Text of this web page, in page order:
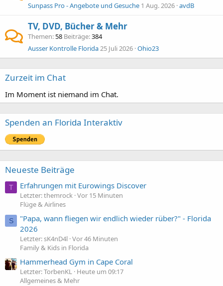
Sunpass Pro - Angebote und Gesuche 1 Aug. 2026 avdB
TV, DVD, Bücher & Mehr
Themen 58 Beiträge 384
Ausser Kontrolle Florida25 Juli 2026 Ohio23
Zurzeit im Chat
Im Moment ist niemand im Chat.
Spenden an Florida Interaktiv
Neueste Beiträge
T Erfahrungen mit Eurowings Discover
Letzter: themrock Vor 15 Minuten
Flüge & Airlines
S
"Papa, wann fliegen wir endlich wieder rüber?" - Florida
2026
Letzter: sK4nD4l Vor 46 Minuten
Family & Kids in Florida
Hammerhead Gym in Cape Coral
Letzter: TorbenKL Heute um 09:17
Allgemeines & Mehr